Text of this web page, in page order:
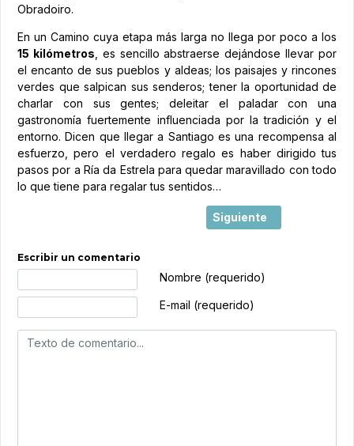
Obradoiro.
En un Camino cuya etapa más larga no llega por poco a los
15 kilómetros , es sencillo abstraerse dejándose llevar por
el encanto de sus pueblos y aldeas; los paisajes y rincones
verdes que salpican sus senderos; tener la oportunidad de
charlar con sus gentes; deleitar el paladar con una
gastronomía fuertemente influenciada por la tradición y el
entorno. Dicen que llegar a Santiago es una recompensa al
esfuerzo, pero el verdadero regalo es haber dirigido tus
pasos por a Ría da Estrela para quedar maravillado con todo
lo que tiene para regalar tus sentidos…
Artículo siguiente:
Siguiente
Escribir un comentario
Nombre (requerido)
E-mail (requerido)